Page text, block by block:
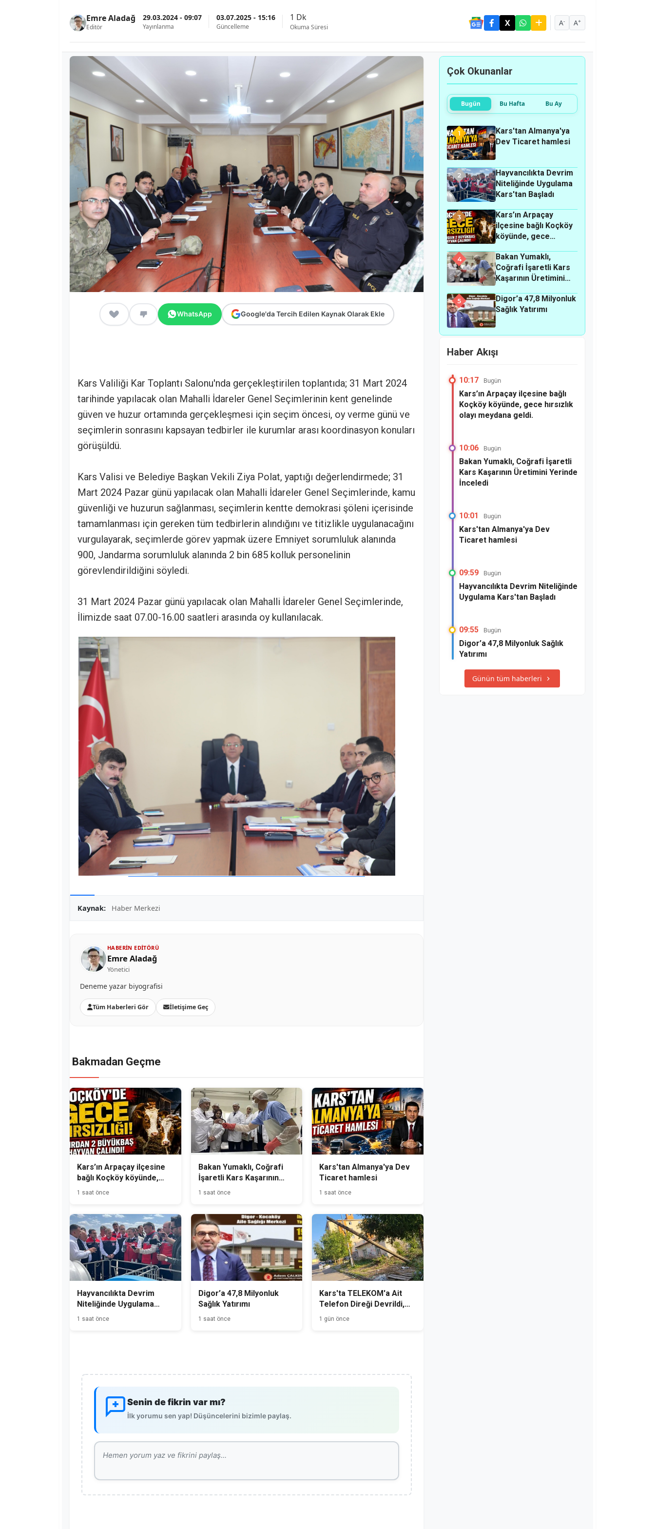
Emre Aladağ
Editör
29.03.2024 - 09:07
Yayınlanma
03.07.2025 - 15:16
Güncelleme
1 Dk
Okuma Süresi A- A+
WhatsApp Google'da Tercih Edilen Kaynak Olarak Ekle
Kars Valiliği Kar Toplantı Salonu'nda gerçekleştirilen toplantıda; 31 Mart 2024
tarihinde yapılacak olan Mahalli İdareler Genel Seçimlerinin kent genelinde
güven ve huzur ortamında gerçekleşmesi için seçim öncesi, oy verme günü ve
seçimlerin sonrasını kapsayan tedbirler ile kurumlar arası koordinasyon konuları
görüşüldü.
Kars Valisi ve Belediye Başkan Vekili Ziya Polat, yaptığı değerlendirmede; 31
Mart 2024 Pazar günü yapılacak olan Mahalli İdareler Genel Seçimlerinde, kamu
güvenliği ve huzurun sağlanması, seçimlerin kentte demokrasi şöleni içerisinde
tamamlanması için gereken tüm tedbirlerin alındığını ve titizlikle uygulanacağını
vurgulayarak, seçimlerde görev yapmak üzere Emniyet sorumluluk alanında
900, Jandarma sorumluluk alanında 2 bin 685 kolluk personelinin
görevlendirildiğini söyledi.
31 Mart 2024 Pazar günü yapılacak olan Mahalli İdareler Genel Seçimlerinde,
İlimizde saat 07.00-16.00 saatleri arasında oy kullanılacak.
Kaynak: Haber Merkezi
HABERIN EDITÖRÜ
Emre Aladağ
Yönetici
Deneme yazar biyografisi
Tüm Haberleri Gör İletişime Geç
Bakmadan Geçme
Kars’ın Arpaçay ilçesine
bağlı Koçköy köyünde,
gece hırsızlık olayı
1 saat önce
Bakan Yumaklı, Coğrafi
İşaretli Kars Kaşarının
Üretimini Yerinde İnceledi
1 saat önce
Kars'tan Almanya'ya Dev
Ticaret hamlesi
1 saat önce
Hayvancılıkta Devrim
Niteliğinde Uygulama
Kars'tan Başladı
1 saat önce
Digor’a 47,8 Milyonluk
Sağlık Yatırımı
1 saat önce
Kars'ta TELEKOM'a Ait
Telefon Direği Devrildi,
Mahalle Sakinleri Önlem
Bekliyor
1 gün önce
Senin de fikrin var mı?
İlk yorumu sen yap! Düşüncelerini bizimle paylaş.
Çok Okunanlar
Bugün Bu Hafta Bu Ay
1
Kars'tan Almanya'ya
Dev Ticaret hamlesi
2
Hayvancılıkta Devrim
Niteliğinde Uygulama
Kars'tan Başladı
3
Kars’ın Arpaçay
ilçesine bağlı Koçköy
köyünde, gece
meydana geldi.
4
Bakan Yumaklı,
Coğrafi İşaretli Kars
Kaşarının Üretimini
5
Digor’a 47,8 Milyonluk
Sağlık Yatırımı
Haber Akışı
10:17 Bugün
Kars’ın Arpaçay ilçesine bağlı
Koçköy köyünde, gece hırsızlık
olayı meydana geldi.
10:06 Bugün
Bakan Yumaklı, Coğrafi İşaretli
Kars Kaşarının Üretimini Yerinde
İnceledi
10:01 Bugün
Kars'tan Almanya'ya Dev
Ticaret hamlesi
09:59 Bugün
Hayvancılıkta Devrim Niteliğinde
Uygulama Kars'tan Başladı
09:55 Bugün
Digor’a 47,8 Milyonluk Sağlık
Yatırımı
Günün tüm haberleri